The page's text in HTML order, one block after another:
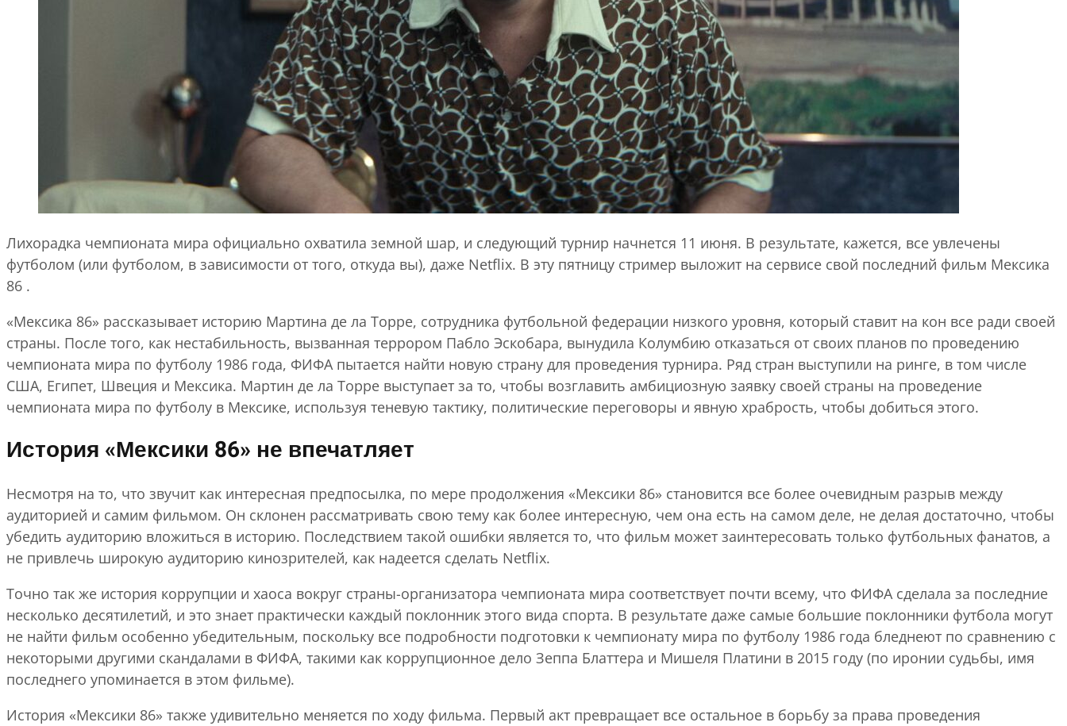
Лихорадка чемпионата мира официально охватила земной шар, и следующий турнир начнется 11 июня. В результате, кажется, все увлечены
футболом (или футболом, в зависимости от того, откуда вы), даже Netflix. В эту пятницу стример выложит на сервисе свой последний фильм Мексика
86 .
«Мексика 86» рассказывает историю Мартина де ла Торре, сотрудника футбольной федерации низкого уровня, который ставит на кон все ради своей
страны. После того, как нестабильность, вызванная террором Пабло Эскобара, вынудила Колумбию отказаться от своих планов по проведению
чемпионата мира по футболу 1986 года, ФИФА пытается найти новую страну для проведения турнира. Ряд стран выступили на ринге, в том числе
США, Египет, Швеция и Мексика. Мартин де ла Торре выступает за то, чтобы возглавить амбициозную заявку своей страны на проведение
чемпионата мира по футболу в Мексике, используя теневую тактику, политические переговоры и явную храбрость, чтобы добиться этого.
История «Мексики 86» не впечатляет
Несмотря на то, что звучит как интересная предпосылка, по мере продолжения «Мексики 86» становится все более очевидным разрыв между
аудиторией и самим фильмом. Он склонен рассматривать свою тему как более интересную, чем она есть на самом деле, не делая достаточно, чтобы
убедить аудиторию вложиться в историю. Последствием такой ошибки является то, что фильм может заинтересовать только футбольных фанатов, а
не привлечь широкую аудиторию кинозрителей, как надеется сделать Netflix.
Точно так же история коррупции и хаоса вокруг страны-организатора чемпионата мира соответствует почти всему, что ФИФА сделала за последние
несколько десятилетий, и это знает практически каждый поклонник этого вида спорта. В результате даже самые большие поклонники футбола могут
не найти фильм особенно убедительным, поскольку все подробности подготовки к чемпионату мира по футболу 1986 года бледнеют по сравнению с
некоторыми другими скандалами в ФИФА, такими как коррупционное дело Зеппа Блаттера и Мишеля Платини в 2015 году (по иронии судьбы, имя
последнего упоминается в этом фильме).
История «Мексики 86» также удивительно меняется по ходу фильма. Первый акт превращает все остальное в борьбу за права проведения